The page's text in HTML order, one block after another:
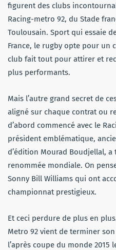
figurent des clubs
Racing-metro 92, du Stade
Toulousain. Sport qui essaie
France, le rugby opte pour un
club fait tout pour attirer et
plus performants.
Mais l’autre grand secret de
aligné sur chaque contrat ou
d’abord commencé avec le
président emblématique,
d’édition Mourad Boudjellal,
renommée mondiale. On
Sonny Bill Williams qui ont
championnat prestigieux.
Et ceci perdure de plus en
Metro 92 vient de terminer
l’après coupe du monde 2015